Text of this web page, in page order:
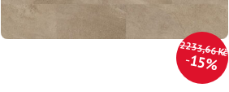
2233,66 Kč
15%